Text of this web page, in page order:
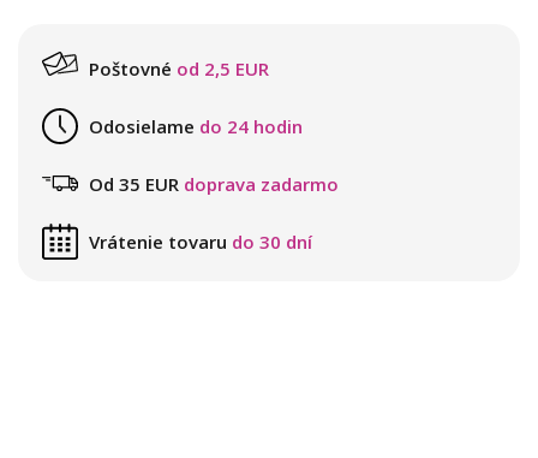
Poštovné od 2,5 EUR
Odosielame do 24 hodin
Od 35 EUR doprava zadarmo
Vrátenie tovaru do 30 dní